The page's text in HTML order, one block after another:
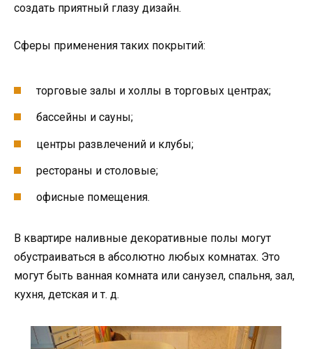
создать приятный глазу дизайн.
Сферы применения таких покрытий:
торговые залы и холлы в торговых центрах;
бассейны и сауны;
центры развлечений и клубы;
рестораны и столовые;
офисные помещения.
В квартире наливные декоративные полы могут
обустраиваться в абсолютно любых комнатах. Это
могут быть ванная комната или санузел, спальня, зал,
кухня, детская и т. д.